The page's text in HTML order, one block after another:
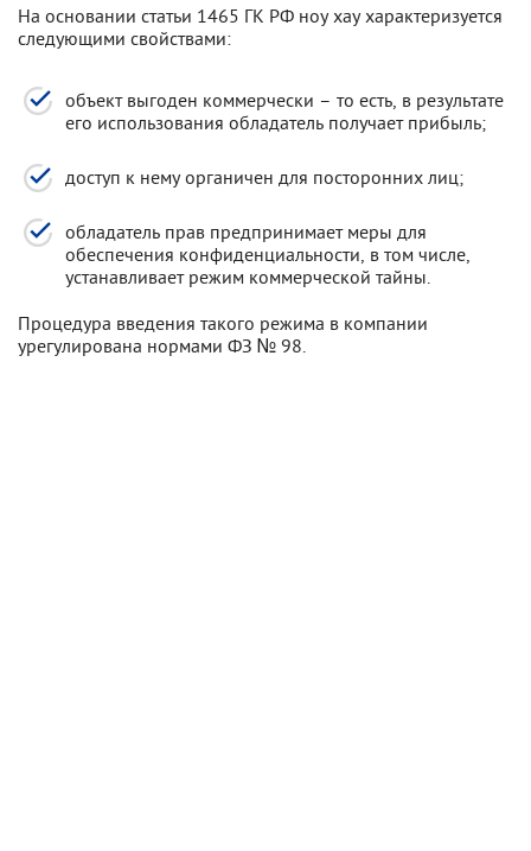
На основании статьи 1465 ГК РФ ноу хау характеризуется
следующими свойствами:
объект выгоден коммерчески – то есть, в результате
его использования обладатель получает прибыль;
доступ к нему органичен для посторонних лиц;
обладатель прав предпринимает меры для
обеспечения конфиденциальности, в том числе,
устанавливает режим коммерческой тайны.
Процедура введения такого режима в компании
урегулирована нормами ФЗ № 98.